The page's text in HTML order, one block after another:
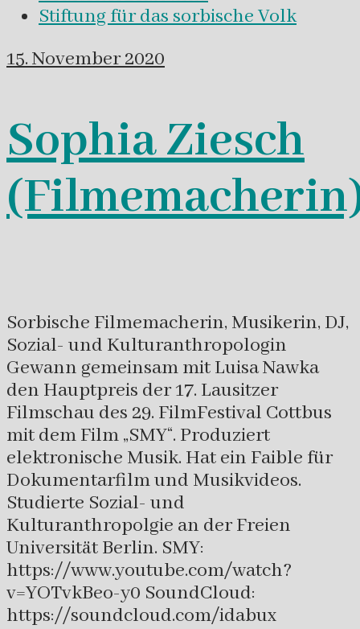
Stiftung für das sorbische Volk
15. November 2020
Sophia Ziesch
Sorbische Filmemacherin, Musikerin, DJ,
Sozial- und Kulturanthropologin
Gewann gemeinsam mit Luisa Nawka
den Hauptpreis der 17. Lausitzer
Filmschau des 29. FilmFestival Cottbus
mit dem Film „SMY“. Produziert
elektronische Musik. Hat ein Faible für
Dokumentarfilm und Musikvideos.
Studierte Sozial- und
Kulturanthropolgie an der Freien
Universität Berlin. SMY:
https://www.youtube.com/watch?
v=YOTvkBeo-y0 SoundCloud:
https://soundcloud.com/idabux